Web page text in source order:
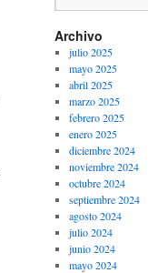
Archivo
julio 2025
mayo 2025
abril 2025
marzo 2025
febrero 2025
enero 2025
diciembre 2024
noviembre 2024
octubre 2024
septiembre 2024
agosto 2024
julio 2024
junio 2024
mayo 2024